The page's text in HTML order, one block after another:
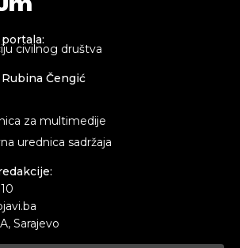
civilnog društva
Čengić
za multimedije
urednica sadržaja
Sarajevo